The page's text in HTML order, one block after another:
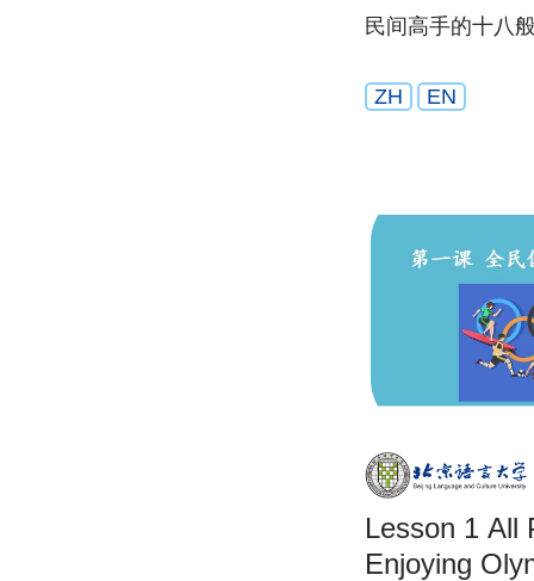
民间高手的十八
ZH EN
Lesson 1 All People’s Fitness by
Enjoying